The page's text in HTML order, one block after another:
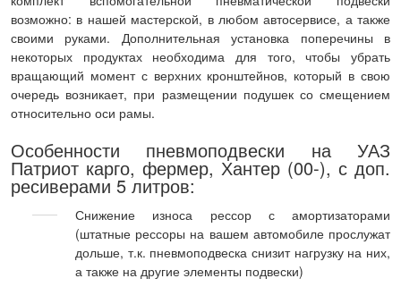
возможно: в нашей мастерской, в любом автосервисе, а также
своими руками. Дополнительная установка поперечины в
некоторых продуктах необходима для того, чтобы убрать
вращающий момент с верхних кронштейнов, который в свою
очередь возникает, при размещении подушек со смещением
относительно оси рамы.
Особенности пневмоподвески на УАЗ
Патриот карго, фермер, Хантер (00-), с доп.
ресиверами 5 литров:
Снижение износа рессор с амортизаторами
(штатные рессоры на вашем автомобиле прослужат
дольше, т.к. пневмоподвеска снизит нагрузку на них,
а также на другие элементы подвески)